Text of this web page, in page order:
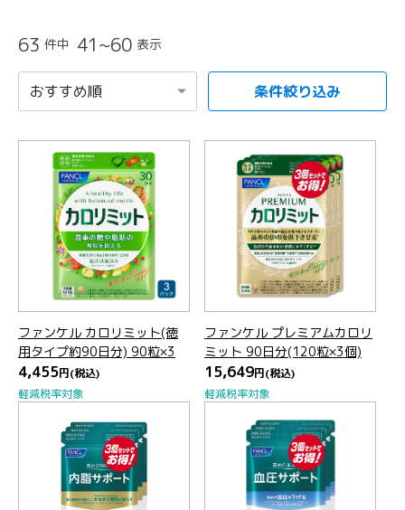
63 件中 41~60 表示
項目を選択すると自動的に内容が更新されます。
条件絞り込み
ファンケル カロリミット(徳
用タイプ約90日分) 90粒×3
4,455円(税込)
軽減税率対象
ファンケル プレミアムカロリ
ミット 90日分(120粒×3個)
15,649円(税込)
軽減税率対象